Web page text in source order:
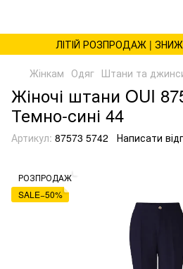
ЛІТІЙ РОЗПРОДАЖ |
Жінкам Одяг Штани та
Жіночі штани OUI
Темно-сині 44
Артикул: 87573 5742 Написати
РОЗПРОДАЖ
SALE−50%